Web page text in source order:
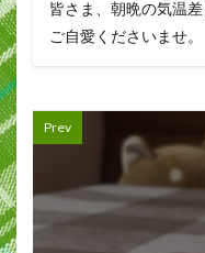
皆さま、朝晩の気温
ご自愛くださいませ。
Prev